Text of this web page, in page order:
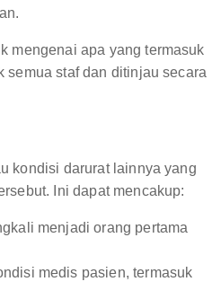
mengenai apa yang termasuk
semua staf dan ditinjau secara
kondisi darurat lainnya yang
Ini dapat mencakup:
menjadi orang pertama
medis pasien, termasuk